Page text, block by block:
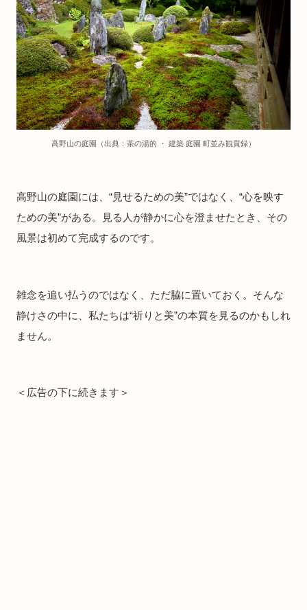
高野山の庭園（出典：茶の湯的 ・ 建築 庭園 町並み観賞録）
高野山の庭園には、“見せるための美”ではなく、“心を映す
ための美”がある。見る人が静かに心を澄ませたとき、その
風景は初めて完成するのです。
雑念を追い払うのではなく、ただ脇に置いておく。そんな
静けさの中に、私たちは“祈りと美”の本質を見るのかもしれ
ません。
＜広告の下に続きます＞